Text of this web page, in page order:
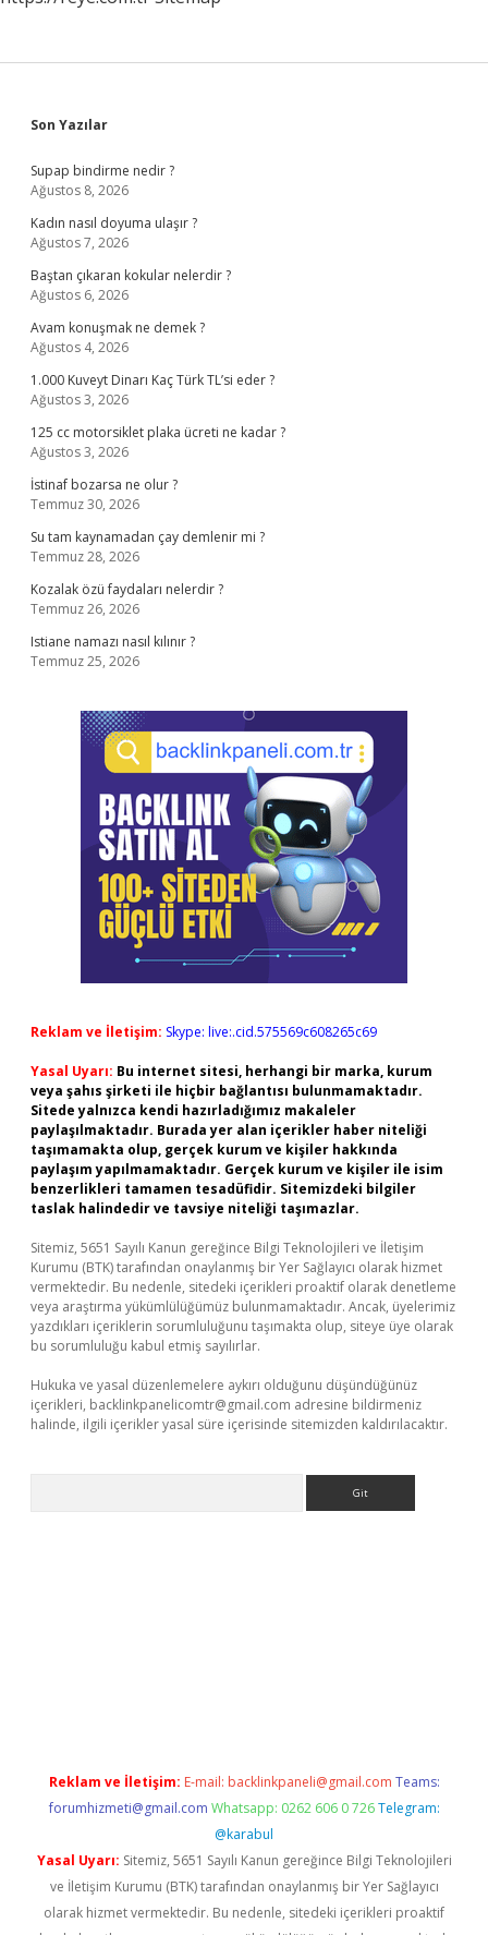
Sidebar
Son Yazılar
Supap bindirme nedir ?
Ağustos 8, 2026
Kadın nasıl doyuma ulaşır ?
Ağustos 7, 2026
Baştan çıkaran kokular nelerdir ?
Ağustos 6, 2026
Avam konuşmak ne demek ?
Ağustos 4, 2026
1.000 Kuveyt Dinarı Kaç Türk TL’si eder ?
Ağustos 3, 2026
125 cc motorsiklet plaka ücreti ne kadar ?
Ağustos 3, 2026
İstinaf bozarsa ne olur ?
Temmuz 30, 2026
Su tam kaynamadan çay demlenir mi ?
Temmuz 28, 2026
Kozalak özü faydaları nelerdir ?
Temmuz 26, 2026
Istiane namazı nasıl kılınır ?
Temmuz 25, 2026
Reklam ve İletişim: Skype: live:.cid.575569c608265c69
Yasal Uyarı: Bu internet sitesi, herhangi bir marka, kurum
veya şahıs şirketi ile hiçbir bağlantısı bulunmamaktadır.
Sitede yalnızca kendi hazırladığımız makaleler
paylaşılmaktadır. Burada yer alan içerikler haber niteliği
taşımamakta olup, gerçek kurum ve kişiler hakkında
paylaşım yapılmamaktadır. Gerçek kurum ve kişiler ile isim
benzerlikleri tamamen tesadüfidir. Sitemizdeki bilgiler
taslak halindedir ve tavsiye niteliği taşımazlar.
Sitemiz, 5651 Sayılı Kanun gereğince Bilgi Teknolojileri ve İletişim
Kurumu (BTK) tarafından onaylanmış bir Yer Sağlayıcı olarak hizmet
vermektedir. Bu nedenle, sitedeki içerikleri proaktif olarak denetleme
veya araştırma yükümlülüğümüz bulunmamaktadır. Ancak, üyelerimiz
yazdıkları içeriklerin sorumluluğunu taşımakta olup, siteye üye olarak
bu sorumluluğu kabul etmiş sayılırlar.
Hukuka ve yasal düzenlemelere aykırı olduğunu düşündüğünüz
içerikleri, backlinkpanelicomtr@gmail.com adresine bildirmeniz
halinde, ilgili içerikler yasal süre içerisinde sitemizden kaldırılacaktır.
Reklam ve İletişim: E-mail: backlinkpaneli@gmail.com Teams:
forumhizmeti@gmail.com Whatsapp: 0262 606 0 726 Telegram:
@karabul
Yasal Uyarı: Sitemiz, 5651 Sayılı Kanun gereğince Bilgi Teknolojileri
ve İletişim Kurumu (BTK) tarafından onaylanmış bir Yer Sağlayıcı
olarak hizmet vermektedir. Bu nedenle, sitedeki içerikleri proaktif